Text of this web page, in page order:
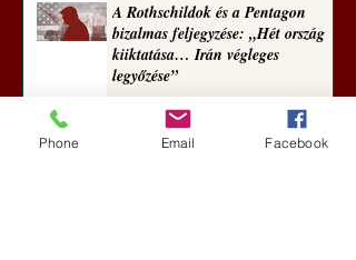
A Rothschildok és a Pentagon
bizalmas feljegyzése: „Hét ország
kiiktatása… Irán végleges
legyőzése”
Új Történelem
6 nappal ezelőtt
Phone Email Facebook